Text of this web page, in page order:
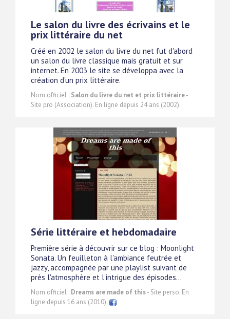
Le salon du livre des écrivains et le
prix littéraire du net
Créé en 2002 le salon du livre du net fut d'abord
un salon du livre classique mais gratuit et sur
internet. En 2003 le site se développa avec la
création d'un prix littéraire.
Nom officiel : Salon du livre du net et prix littéraire-
Site pro (Association). En ligne depuis 24 ans (2002).
Série littéraire et hebdomadaire
Première série à découvrir sur ce blog : Moonlight
Sonata. Un feuilleton à l'ambiance feutrée et
jazzy, accompagnée par une playlist suivant de
près l'atmosphère et l'intrigue des épisodes...
Nom officiel : Dreams are made of this- Site perso. En
ligne depuis 16 ans (2010).